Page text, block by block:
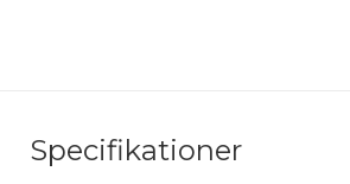
sammenlignet med de
Specifikationer